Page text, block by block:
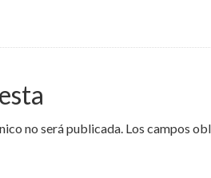
no será publicada. Los campos